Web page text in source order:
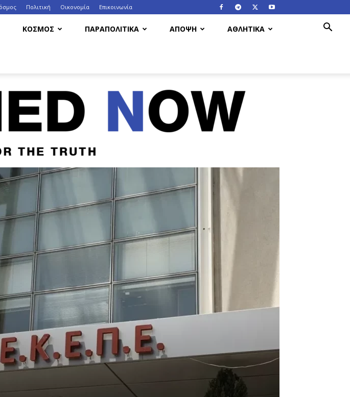
Πολιτική Οικονομία Eπικοινωνία
ΚΟΣΜΟΣ ΠΑΡΑΠΟΛΙΤΙΚΑ ΑΠΟΨΗ ΑΘΛΗΤΙΚΑ
HappenedNow.gr